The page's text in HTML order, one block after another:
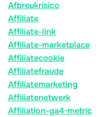
Afbreukrisico
Affiliate
Affiliate-link
Affiliate-marketplace
Affiliatecookie
Affiliatefraude
Affiliatemarketing
Affiliatenetwerk
Affiliation-ga4-metric